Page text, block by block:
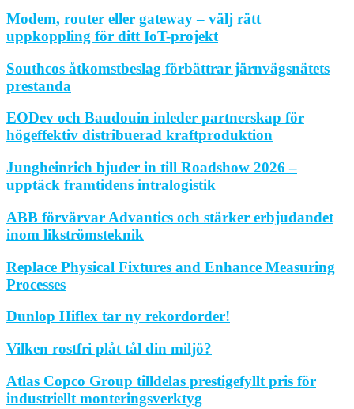
Modem, router eller gateway – välj rätt
uppkoppling för ditt IoT-projekt
Southcos åtkomstbeslag förbättrar järnvägsnätets
prestanda
EODev och Baudouin inleder partnerskap för
högeffektiv distribuerad kraftproduktion
Jungheinrich bjuder in till Roadshow 2026 –
upptäck framtidens intralogistik
ABB förvärvar Advantics och stärker erbjudandet
inom likströmsteknik
Replace Physical Fixtures and Enhance Measuring
Processes
Dunlop Hiflex tar ny rekordorder!
Vilken rostfri plåt tål din miljö?
Atlas Copco Group tilldelas prestigefyllt pris för
industriellt monteringsverktyg